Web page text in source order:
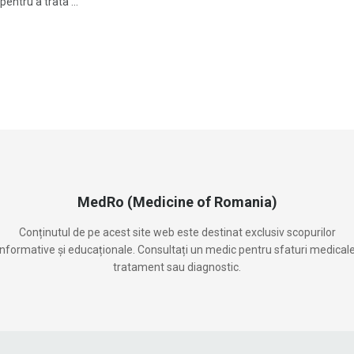
MedRo (Medicine of Romania)
Conținutul de pe acest site web este destinat exclusiv scopurilor
și educaționale. Consultați un medic pentru sfaturi
tratament sau diagnostic.